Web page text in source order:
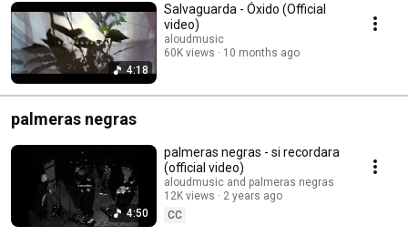
4:18
Salvaguarda - Óxido (Official
video)
aloudmusic
60K views
10 months ago
palmeras negras
4:50
palmeras negras - si recordara
(official video)
aloudmusic and palmeras negras
12K views
2 years ago
CC